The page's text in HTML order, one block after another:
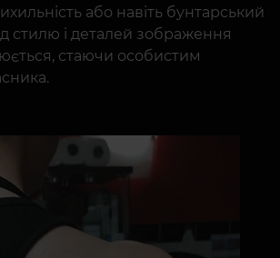
або навіть бунтарський
стилю і деталей зображення
стаючи особистим